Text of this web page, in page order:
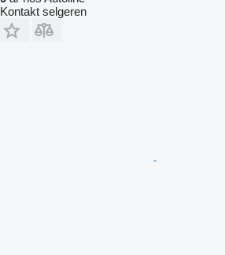
Kontakt selgeren